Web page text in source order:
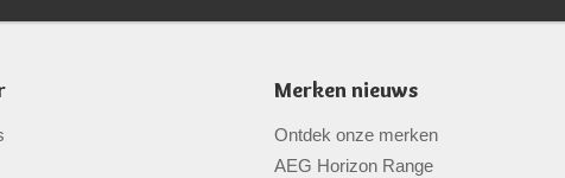
Merken nieuws
Ontdek onze merken
AEG Horizon Range